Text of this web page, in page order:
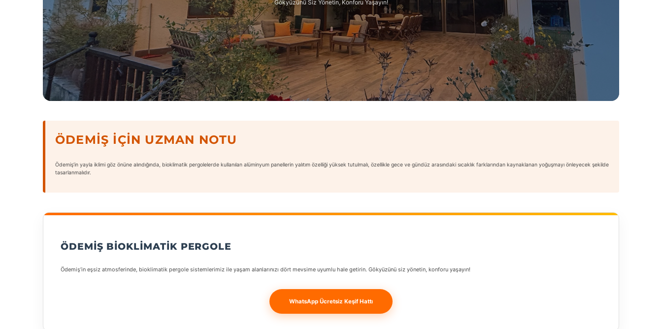
Gökyüzünü Siz Yönetin, Konforu Yaşayın!
ÖDEMIŞ İÇIN UZMAN NOTU
Ödemiş’in yayla iklimi göz önüne alındığında, bioklimatik pergolelerde kullanılan alüminyum panellerin yalıtım özelliği yüksek tutulmalı, özellikle gece ve gündüz arasındaki sıcaklık farklarından kaynaklanan yoğuşmayı önleyecek şekilde
tasarlanmalıdır.
ÖDEMIŞ BIOKLIMATIK PERGOLE
Ödemiş’in eşsiz atmosferinde, bioklimatik pergole sistemlerimiz ile yaşam alanlarınızı dört mevsime uyumlu hale getirin. Gökyüzünü siz yönetin, konforu yaşayın!
WhatsApp Ücretsiz Keşif Hattı